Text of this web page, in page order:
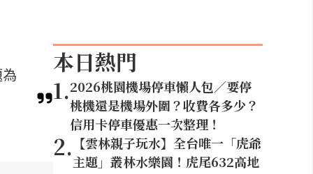
本日熱門
1.2026桃園機場停車懶人包／要停
桃機還是機場外圍？收費各多少？
信用卡停車優惠一次整理！
2. 【雲林親子玩水】全台唯一「虎爺
主題」叢林水樂園！虎尾632高地